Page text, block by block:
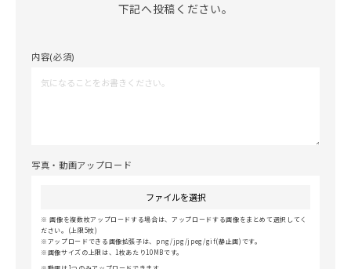
下記へ投稿ください。
内容(必須)
写真・動画アップロード
ファイルを選択
画像を複数枚アップロードする場合は、アップロードする画像をまとめて選択してく
ださい。(上限5枚)
アップロードできる画像拡張子は、png/jpg/jpeg/gif(静止画)です。
画像サイズの上限は、1枚あたり10MBです。